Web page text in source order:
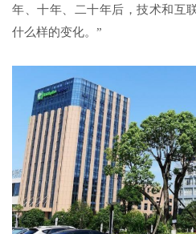
年、十年、二十年后，技术和互
什么样的变化。”